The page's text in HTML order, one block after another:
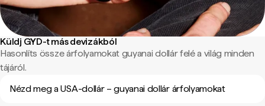
Küldj GYD-t más devizákból
Hasonlíts össze árfolyamokat guyanai dollár felé a világ minden
tájáról.
Nézd meg a USA-dollár – guyanai dollár árfolyamokat